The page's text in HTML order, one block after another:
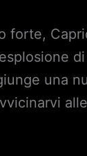
forte,
una